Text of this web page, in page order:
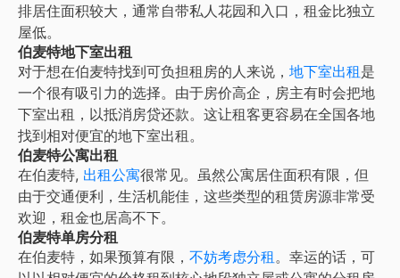
排居住面积较大，通常自带私人花园和入口，租金比独立
屋低。
伯麦特地下室出租
对于想在伯麦特找到可负担租房的人来说， 地下室出租是
一个很有吸引力的选择。由于房价高企，房主有时会把地
下室出租，以抵消房贷还款。这让租客更容易在全国各地
找到相对便宜的地下室出租。
伯麦特公寓出租
在伯麦特, 出租公寓很常见。虽然公寓居住面积有限，但
由于交通便利，生活机能佳，这些类型的租赁房源非常受
欢迎，租金也居高不下。
伯麦特单房分租
在伯麦特 ，如果预算有限， 不妨考虑分租。幸运的话，可